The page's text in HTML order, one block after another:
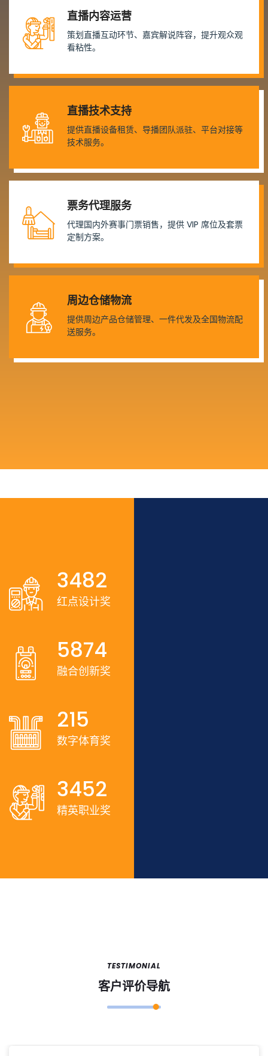
直播内容运营
策划直播互动环节、嘉宾解说阵容，提升观众观
看粘性。
直播技术支持
提供直播设备租赁、导播团队派驻、平台对接等
技术服务。
票务代理服务
代理国内外赛事门票销售，提供 VIP 席位及套票
定制方案。
周边仓储物流
提供周边产品仓储管理、一件代发及全国物流配
送服务。
3482
红点设计奖
5874
融合创新奖
215
数字体育奖
3452
精英职业奖
TESTIMONIAL
客户评价导航